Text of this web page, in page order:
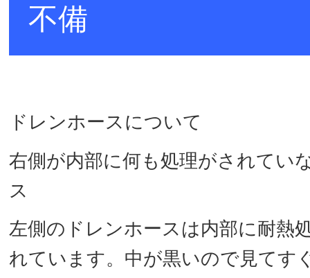
不備
ドレンホースについて
右側が内部に何も処理がされてい
ス
左側のドレンホースは内部に耐熱
れています。中が黒いので見てす